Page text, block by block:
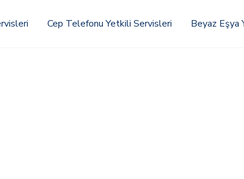
Cep Telefonu Yetkili Servisleri Beyaz Eşya